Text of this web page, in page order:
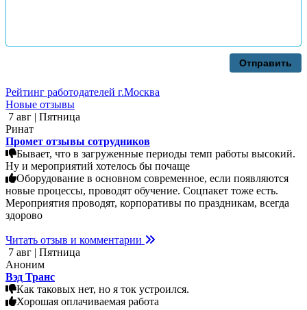
Отправить
Рейтинг работодателей г.Москва
Новые отзывы
7 авг | Пятница
Ринат
Промет отзывы сотрудников
Бывает, что в загруженные периоды темп работы высокий.
Ну и мероприятий хотелось бы почаще
Оборудование в основном современное, если появляются
новые процессы, проводят обучение. Соцпакет тоже есть.
Мероприятия проводят, корпоративы по праздникам, всегда
здорово
Читать отзыв и комментарии
7 авг | Пятница
Аноним
Вэд Транс
Как таковых нет, но я ток устроился.
Хорошая оплачиваемая работа